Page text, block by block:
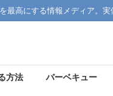
最高にする情報メディア。実
方法 バーベキュー